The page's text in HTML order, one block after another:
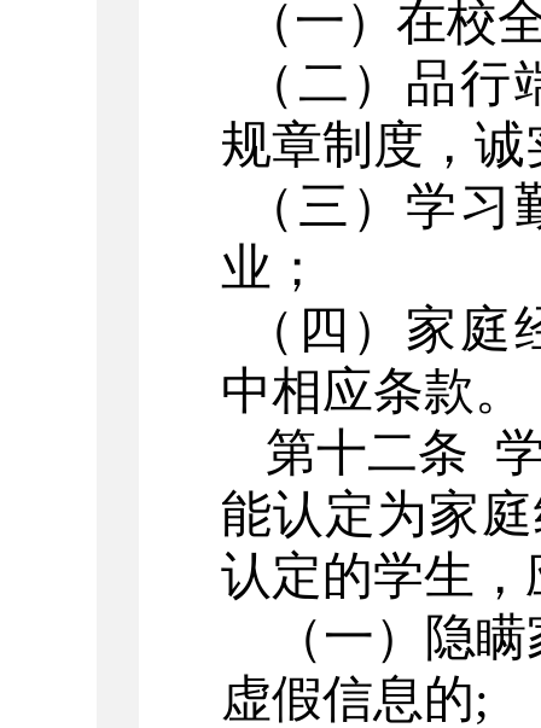
（一）在校
（二）品
规章制度，
（三）学
业；
（四）家
中相应条款。
第十二条
能认定为家
认定的学生
（一）
隐
虚假信息的;